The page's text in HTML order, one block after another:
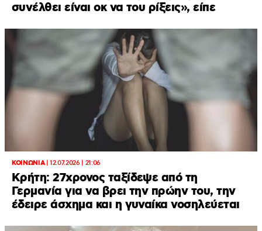
συνέλθει είναι οκ να του ρίξεις», είπε
ΚΟΙΝΩΝΙΑ|12.07.2026 | 21:06
Κρήτη: 27χρονος ταξίδεψε από τη
Γερμανία για να βρει την πρώην του, την
έδειρε άσχημα και η γυναίκα νοσηλεύεται